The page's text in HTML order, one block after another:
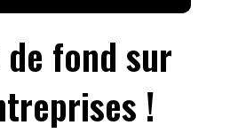
fond sur
!